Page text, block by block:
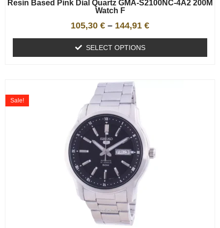
Resin Based Pink Dial Quartz GMA-S2100NC-4A2 200M
Watch F
105,30 € – 144,91 €
SELECT OPTIONS
Sale!